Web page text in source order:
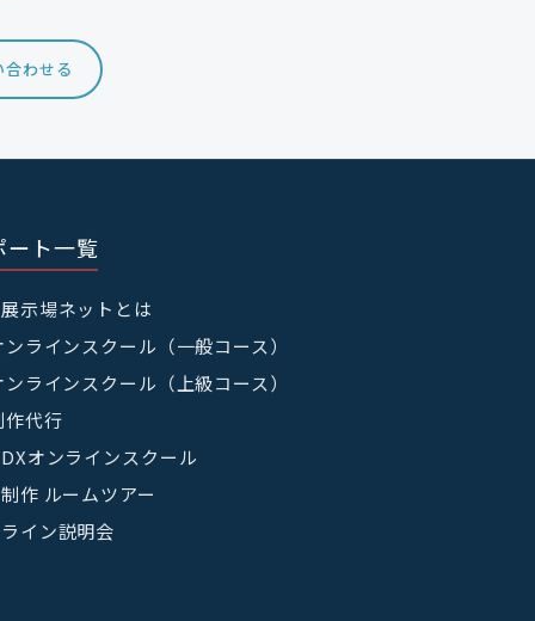
わせる
ート一覧
示場ネットとは
ンラインスクール（一般コース）
ンラインスクール（上級コース）
作代行
オンラインスクール
作 ルームツアー
イン説明会